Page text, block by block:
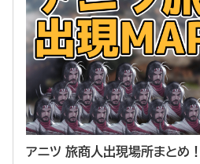
アニツ 旅商人出現場所まとめ